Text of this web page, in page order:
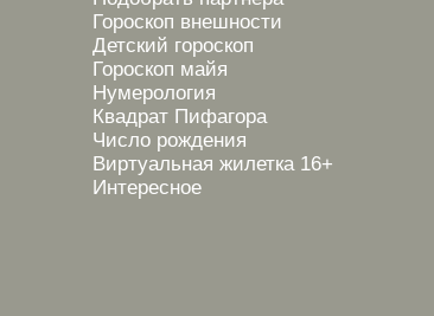
Гороскоп внешности
Детский гороскоп
Гороскоп майя
Нумерология
Квадрат Пифагора
Число рождения
Виртуальная жилетка 16+
Интересное